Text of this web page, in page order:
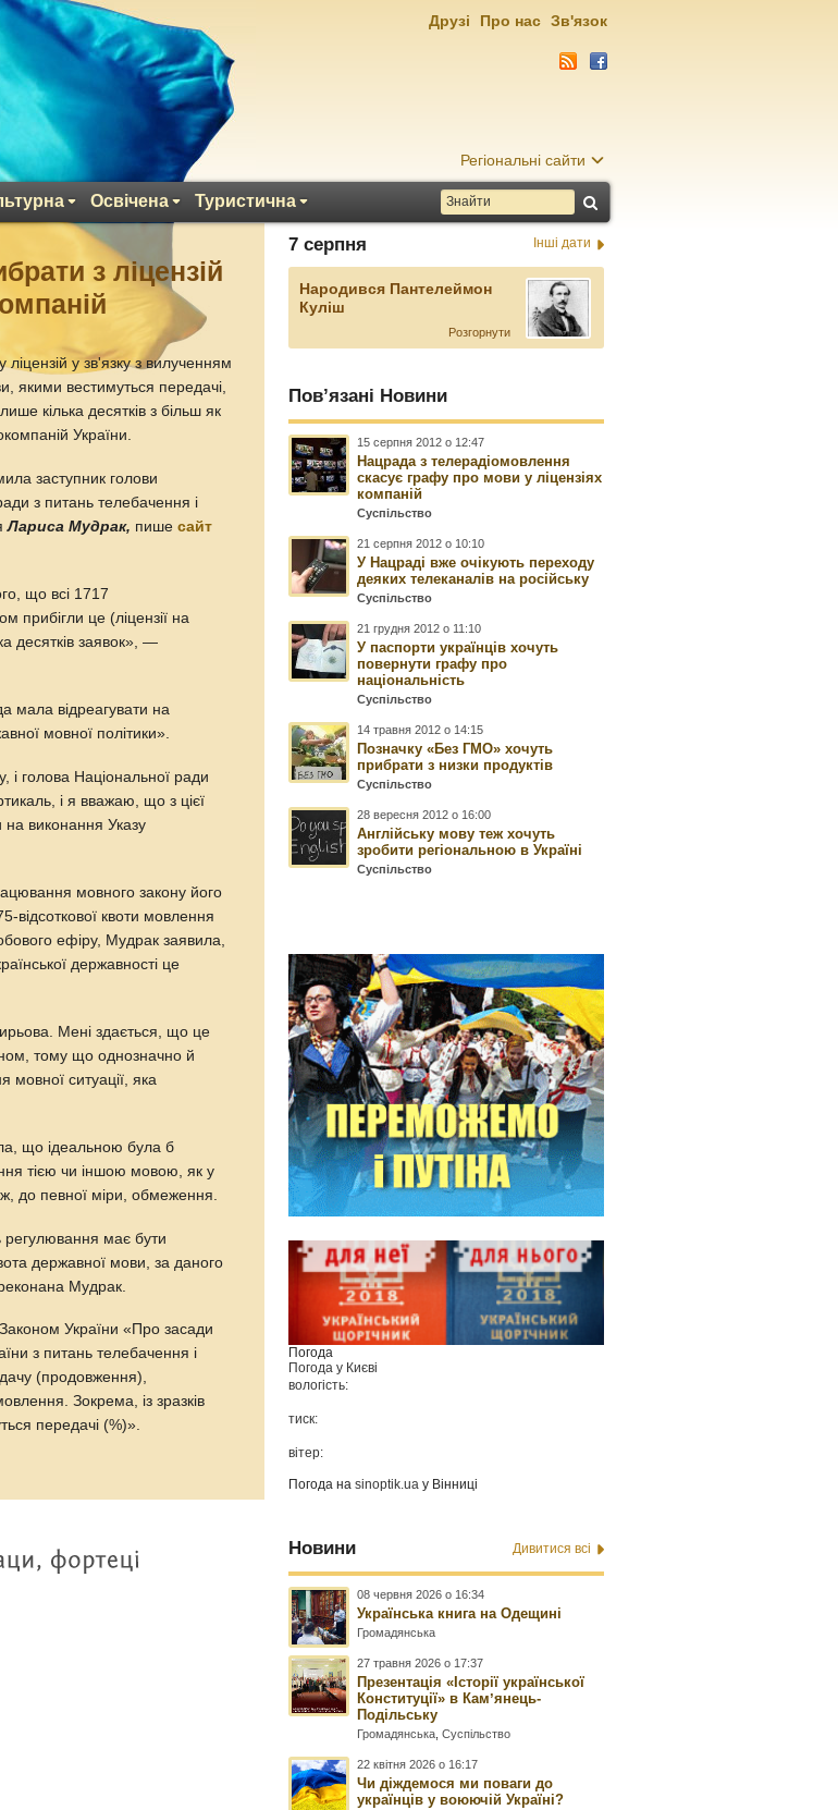
Регіональні сайти
Освічена Туристична
Друзі Про нас Зв'язок
з ліцензій
ліцензій у зв'язку з вилученням
якими вестимуться передачі,
кілька десятків з більш як
України.
заступник голови
з питань телебачення і
Лариса Мудрак, пишесайт
що всі 1717
прибігли це (ліцензії на
десятків заявок», —
мала відреагувати на
мовної політики».
і голова Національної ради
і я вважаю, що з цієї
на виконання Указу
мовного закону його
відсоткової квоти мовлення
ефіру, Мудрак заявила,
державності це
Мені здається, що це
тому що однозначно й
мовної ситуації, яка
що ідеальною була б
тією чи іншою мовою, як у
до певної міри, обмеження.
регулювання має бути
державної мови, за даного
Мудрак.
України «Про засади
з питань телебачення і
(продовження),
Зокрема, із зразків
передачі (%)».
7 серпня Інші дати
Народився Пантелеймон
Куліш
Розгорнути
Пов’язані Новини
15 серпня 2012 о 12:47
Нацрада з телерадіомовлення
скасує графу про мови у ліцензіях
компаній
Суспільство
21 серпня 2012 о 10:10
У Нацраді вже очікують переходу
деяких телеканалів на російську
Суспільство
21 грудня 2012 о 11:10
У паспорти українців хочуть
повернути графу про
національність
Суспільство
14 травня 2012 о 14:15
Позначку «Без ГМО» хочуть
прибрати з низки продуктів
Суспільство
28 вересня 2012 о 16:00
Англійську мову теж хочуть
зробити регіональною в Україні
Суспільство
Погода
Погода у Києві
вологість:
тиск:
вітер:
Погода наsinoptik.ua у Вінниці
Новини Дивитися всі
08 червня 2026 о 16:34
Українська книга на Одещині
Громадянська
27 травня 2026 о 17:37
Презентація «Історії української
Конституції» в Камʼянець-
Подільську
Громадянська ,Суспільство
22 квітня 2026 о 16:17
Чи діждемося ми поваги до
українців у воюючій Україні?